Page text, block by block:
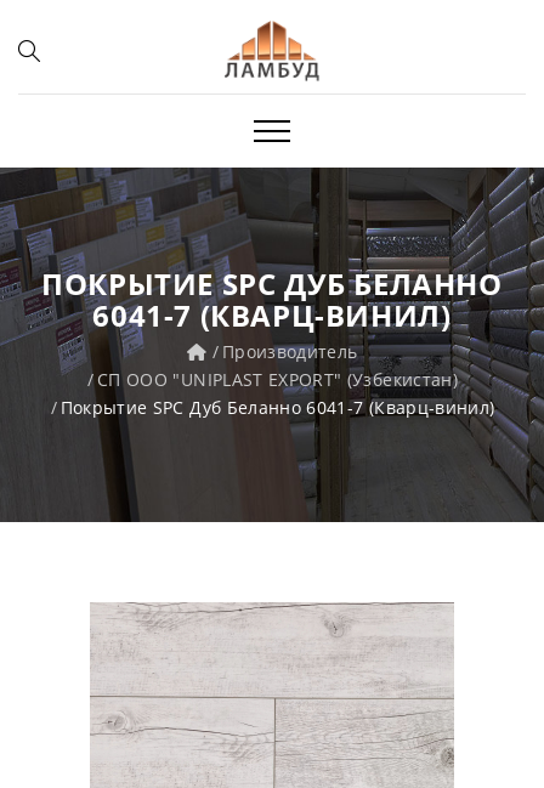
ПОКРЫТИЕ SPC ДУБ БЕЛАННО
6041-7 (КВАРЦ-ВИНИЛ)
Производитель
СП ООО "UNIPLAST EXPORT" (Узбекистан)
Покрытие SPC Дуб Беланно 6041-7 (Кварц-винил)